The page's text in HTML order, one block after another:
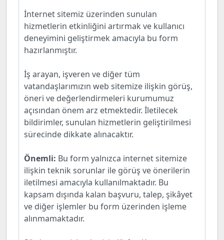
İnternet sitemiz üzerinden sunulan
hizmetlerin etkinliğini artırmak ve kullanıcı
deneyimini geliştirmek amacıyla bu form
hazırlanmıştır.
İş arayan, işveren ve diğer tüm
vatandaşlarımızın web sitemize ilişkin görüş,
öneri ve değerlendirmeleri kurumumuz
açısından önem arz etmektedir. İletilecek
bildirimler, sunulan hizmetlerin geliştirilmesi
sürecinde dikkate alınacaktır.
Önemli: Bu form yalnızca internet sitemize
ilişkin teknik sorunlar ile görüş ve önerilerin
iletilmesi amacıyla kullanılmaktadır. Bu
kapsam dışında kalan başvuru, talep, şikâyet
ve diğer işlemler bu form üzerinden işleme
alınmamaktadır.